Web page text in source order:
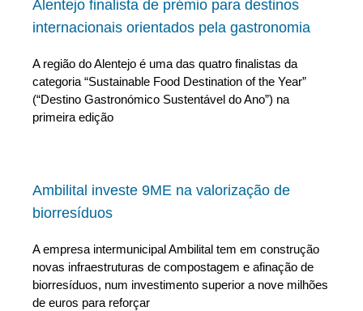
Alentejo finalista de prémio para destinos
internacionais orientados pela gastronomia
A região do Alentejo é uma das quatro finalistas da
categoria “Sustainable Food Destination of the Year”
(“Destino Gastronómico Sustentável do Ano”) na
primeira edição
Ambilital investe 9ME na valorização de
biorresíduos
A empresa intermunicipal Ambilital tem em construção
novas infraestruturas de compostagem e afinação de
biorresíduos, num investimento superior a nove milhões
de euros para reforçar